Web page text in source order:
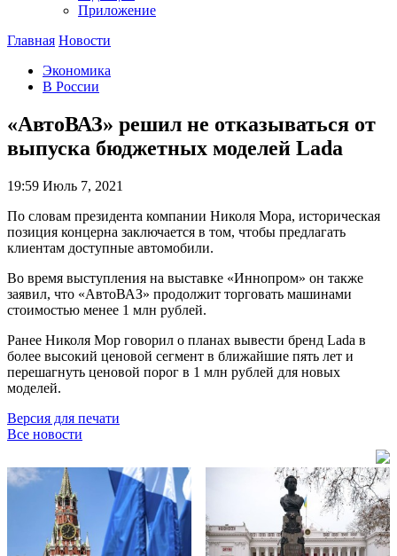
Приложение
Главная Новости
Экономика
В России
«АвтоВАЗ» решил не отказываться от
выпуска бюджетных моделей Lada
19:59 Июль 7, 2021
По словам президента компании Николя Мора, историческая
позиция концерна заключается в том, чтобы предлагать
клиентам доступные автомобили.
Во время выступления на выставке «Иннопром» он также
заявил, что «АвтоВАЗ» продолжит торговать машинами
стоимостью менее 1 млн рублей.
Ранее Николя Мор говорил о планах вывести бренд Lada в
более высокий ценовой сегмент в ближайшие пять лет и
перешагнуть ценовой порог в 1 млн рублей для новых
моделей.
Версия для печати
Все новости